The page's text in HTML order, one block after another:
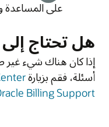
على المساعدة
هل تحتاج
إذا كان هناك شيء غير
أسئلة، فقم بزيارة
Billing Support